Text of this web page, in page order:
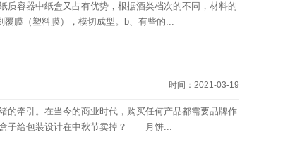
质容器中纸盒又占有优势，根据酒类档次的不同，材料的
膜（塑料膜），模切成型。b、有些的...
时间：2021-03-19
牵引。在当今的商业时代，购买任何产品都需要品牌作
盒子给包装设计在中秋节卖掉？ 月饼...